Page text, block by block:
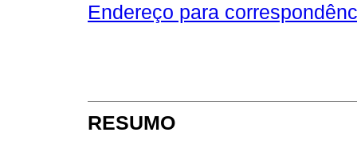
Endereço para
RESUMO